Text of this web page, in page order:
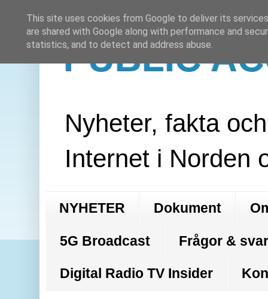
PUBLIC
Nyheter, fakta
Internet i Norden
NYHETER Dokument
5G Broadcast Frågor &
Digital Radio TV Insider
This site uses cookies from Google to deliver its
are shared with Google along with performance and
statistics, and to detect and address abuse.